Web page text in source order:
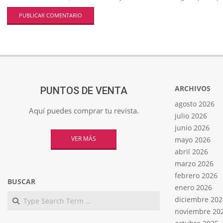
PUNTOS DE VENTA
Aquí puedes comprar tu revista.
VER MÁS
BUSCAR
Search
ARCHIVOS
agosto 2026
julio 2026
junio 2026
mayo 2026
abril 2026
marzo 2026
febrero 2026
enero 2026
diciembre
noviembre